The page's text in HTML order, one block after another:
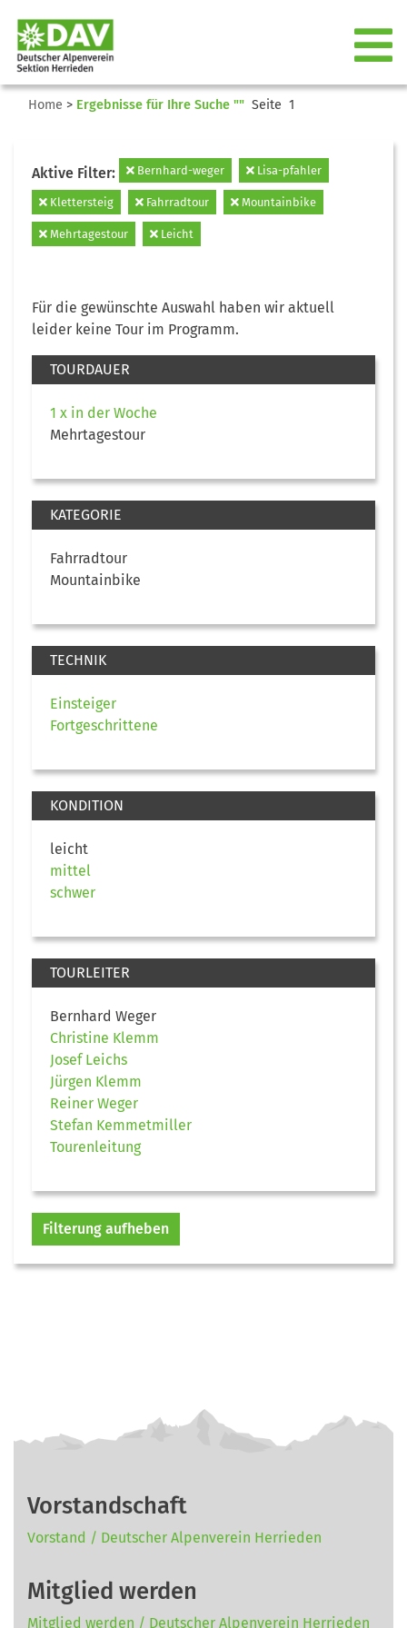
Home > Ergebnisse für Ihre Suche "" Seite 1
Aktive Filter: Bernhard-weger Lisa-pfahler
Klettersteig Fahrradtour Mountainbike
Mehrtagestour Leicht
Für die gewünschte Auswahl haben wir aktuell
leider keine Tour im Programm.
TOURDAUER
1 x in der Woche
Mehrtagestour
KATEGORIE
Fahrradtour
Mountainbike
TECHNIK
Einsteiger
Fortgeschrittene
KONDITION
leicht
mittel
schwer
TOURLEITER
Bernhard Weger
Christine Klemm
Josef Leichs
Jürgen Klemm
Reiner Weger
Stefan Kemmetmiller
Tourenleitung
Filterung aufheben
Vorstandschaft
Vorstand / Deutscher Alpenverein Herrieden
Mitglied werden
Mitglied werden / Deutscher Alpenverein Herrieden